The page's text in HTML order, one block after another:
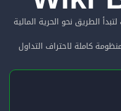
الطريق نحو الحرية المالية
كاملة لاحتراف التداول